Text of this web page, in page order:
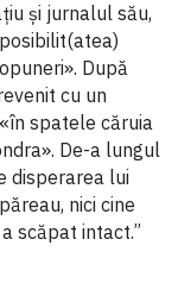
și jurnalul său,
După
cu un
spatele căruia
De-a lungul
disperarea lui
nici cine
scăpat intact.”